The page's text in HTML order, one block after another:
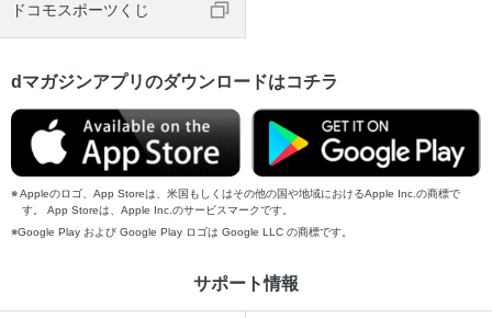
ドコモスポーツくじ
dマガジンアプリのダウンロードはコチラ
Appleのロゴ、App Storeは、米国もしくはその他の国や地域におけるApple Inc.の商標で
す。 App Storeは、Apple Inc.のサービスマークです。
Google Play および Google Play ロゴは Google LLC の商標です。
サポート情報